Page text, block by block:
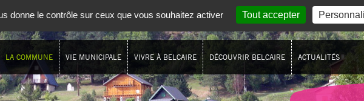
LA COMMUNE VIE MUNICIPALE VIVRE À BELCAIRE DÉCOUVRIR BELCAIRE ACTUALITÉS
donne le contrôle sur ceux que vous souhaitez activer Tout accepter